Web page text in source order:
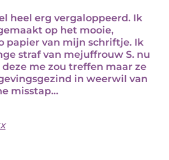
heel erg vergaloppeerd. Ik
op het mooie,
papier van mijn schriftje. Ik
straf van mejuffrouw S. nu
me zou treffen maar ze
in weerwil van
misstap...